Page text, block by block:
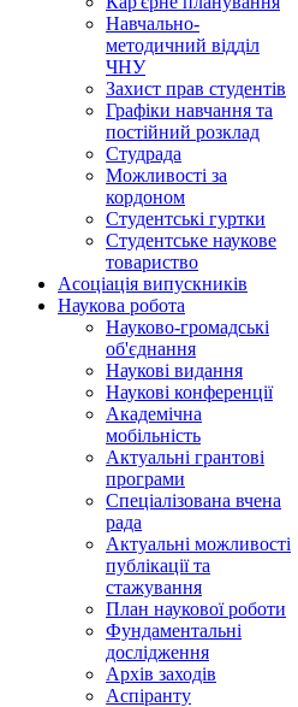
Навчально-
методичний відділ
ЧНУ
Захист прав студентів
Графіки навчання та
постійний розклад
Студрада
Можливості за
кордоном
Студентські гуртки
Студентське наукове
товариство
Асоціація випускників
Наукова робота
Науково-громадські
об'єднання
Наукові видання
Наукові конференції
Академічна
мобільність
Актуальні грантові
програми
Спеціалізована вчена
рада
Актуальні можливості
публікації та
стажування
План наукової роботи
Фундаментальні
дослідження
Архів заходів
Аспіранту